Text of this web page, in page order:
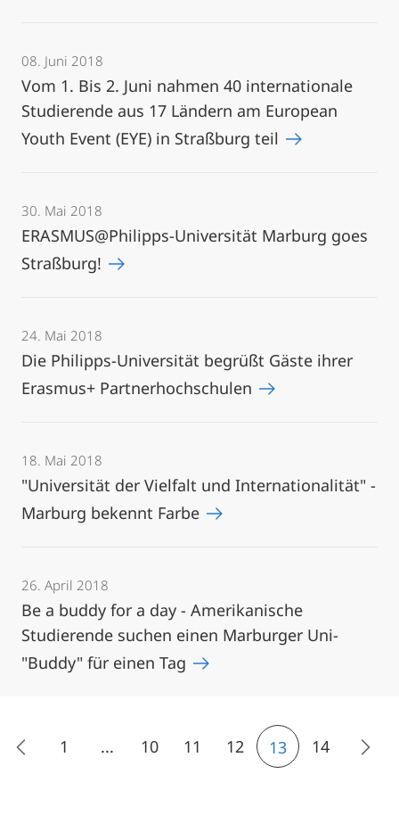
08. Juni 2018
Vom 1. Bis 2. Juni nahmen 40 internationale
Studierende aus 17 Ländern am European
Youth Event (EYE) in Straßburg teil
30. Mai 2018
ERASMUS@Philipps-Universität Marburg goes
Straßburg!
24. Mai 2018
Die Philipps-Universität begrüßt Gäste ihrer
Erasmus+ Partnerhochschulen
18. Mai 2018
"Universität der Vielfalt und Internationalität" -
Marburg bekennt Farbe
26. April 2018
Be a buddy for a day - Amerikanische
Studierende suchen einen Marburger Uni-
"Buddy" für einen Tag
1 ... 10 11 12 13 14